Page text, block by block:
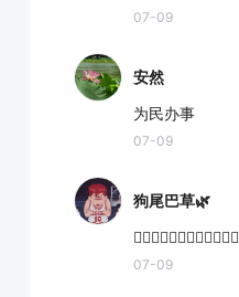
07-09
安然
为民办事
07-09
狗尾巴草🌿
07-09